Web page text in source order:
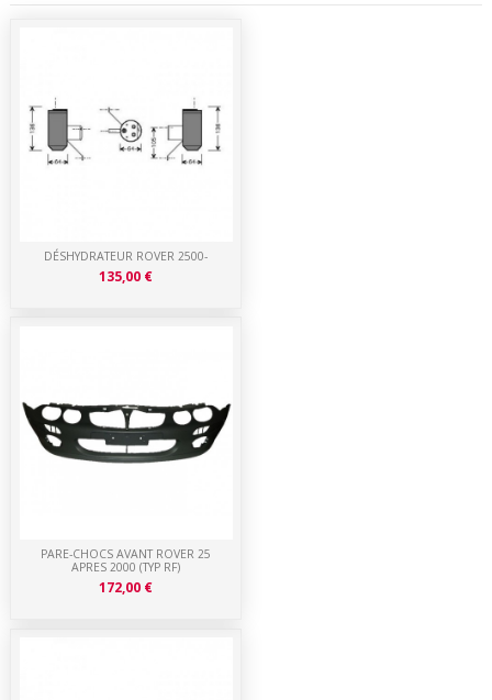
PARE-CHOCS AVANT ROVER 25
APRES 2000 (TYP RF)
172,00 €
DÉSHYDRATEUR ROVER 2500-
135,00 €